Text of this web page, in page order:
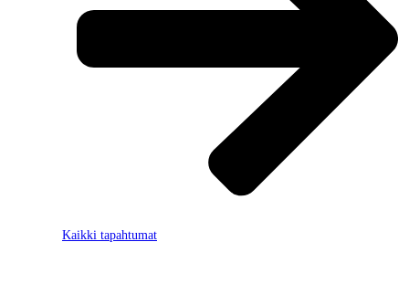
Kaikki tapahtumat